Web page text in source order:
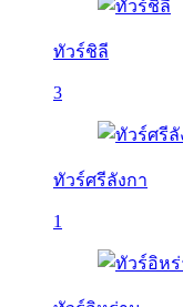
ทัวร์ชิลี
3
ทัวร์ศรีลังกา
1